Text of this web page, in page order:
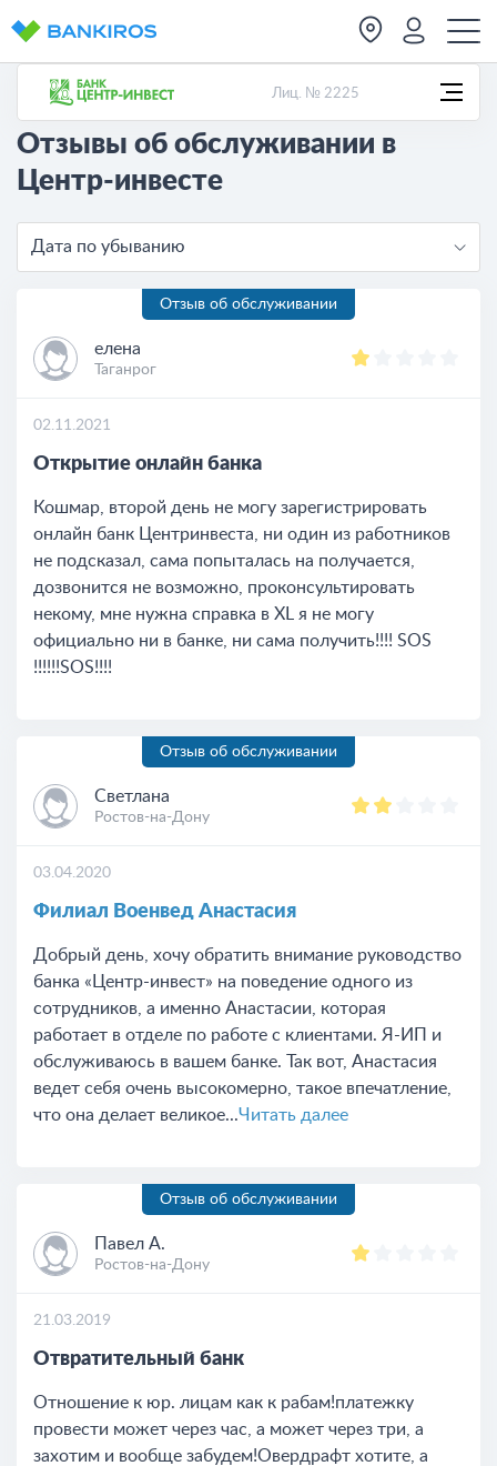
Лиц. № 2225
Отзывы об обслуживании в
Центр-инвесте
Дата по убыванию
Отзыв об обслуживании
елена
Таганрог
02.11.2021
Открытие онлайн банка
Кошмар, второй день не могу зарегистрировать
онлайн банк Центринвеста, ни один из работников
не подсказал, сама попыталась на получается,
дозвонится не возможно, проконсультировать
некому, мне нужна справка в ХL я не могу
официально ни в банке, ни сама получить!!!! SOS
!!!!!!SOS!!!!
Отзыв об обслуживании
Светлана
Ростов-на-Дону
03.04.2020
Филиал Военвед Анастасия
Добрый день, хочу обратить внимание руководство
банка «Центр-инвест» на поведение одного из
сотрудников, а именно Анастасии, которая
работает в отделе по работе с клиентами. Я-ИП и
обслуживаюсь в вашем банке. Так вот, Анастасия
ведет себя очень высокомерно, такое впечатление,
что она делает великое...Читать далее
Отзыв об обслуживании
Павел А.
Ростов-на-Дону
21.03.2019
Отвратительный банк
Отношение к юр. лицам как к рабам!платежку
провести может через час, а может через три, а
захотим и вообще забудем!Овердрафт хотите, а